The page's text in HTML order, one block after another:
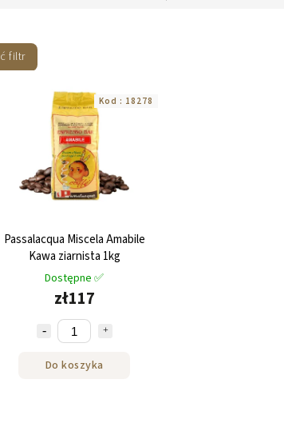
filtr
Passalacqua Miscela Amabile
Kawa ziarnista 1kg
Dostępne ✅
zł117
Do koszyka
Kod : 18278